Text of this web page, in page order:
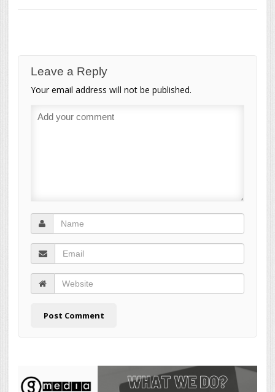
Leave a Reply
Your email address will not be published.